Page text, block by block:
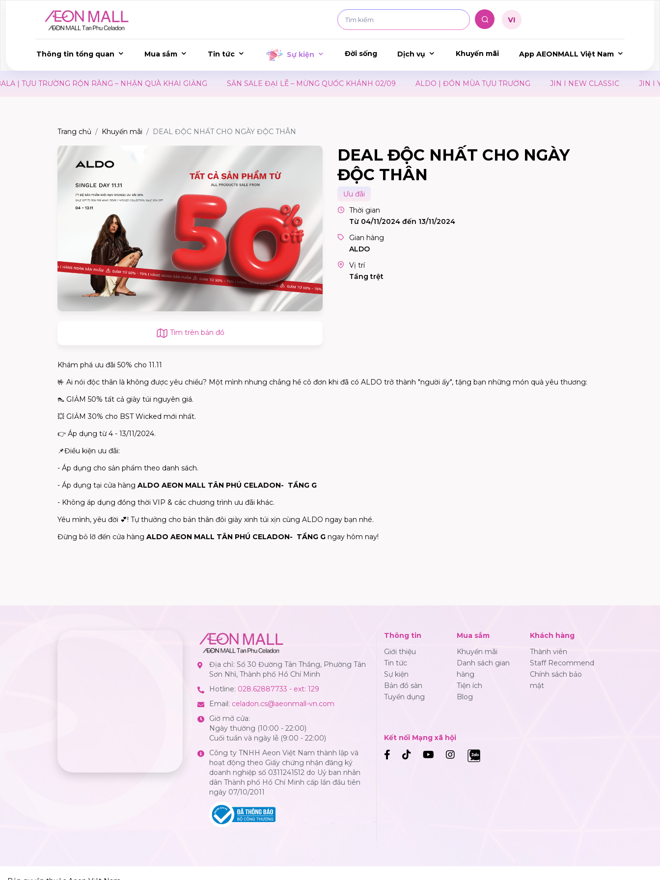
Thông tin tổng quan Mua sắm Tin tức Sự kiện Đời sống Dịch vụ Khuyến mãi App AEONMALL Việt Nam
TỰU TRƯỜNG RỘN RÀNG – NHẬN QUÀ KHAI GIẢNG SĂN SALE ĐẠI LỄ – MỪNG QUỐC KHÁNH 02/09 ALDO | ĐÓN MÙA TỰU TRƯỜNG JIN I NEW CLASSIC JIN I
Trang chủ Khuyến mãi DEAL ĐỘC NHẤT CHO NGÀY ĐỘC THÂN
Tìm trên bản đồ
DEAL ĐỘC NHẤT CHO NGÀY
ĐỘC THÂN
Ưu đãi
Thời gian
Từ 04/11/2024 đến 13/11/2024
Gian hàng
ALDO
Vị trí
Tầng trệt
Khám phá ưu đãi 50% cho 11.11
🤟 Ai nói độc thân là không được yêu chiều? Một mình nhưng chẳng hề cô đơn khi đã có ALDO trở thành "người ấy", tặng bạn những món quà yêu thương:
👠 GIẢM 50% tất cả giày túi nguyên giá.
💥 GIẢM 30% cho BST Wicked mới nhất.
👉 Áp dụng từ 4 - 13/11/2024.
📌Điều kiện ưu đãi:
- Áp dụng cho sản phẩm theo danh sách.
- Áp dụng tại cửa hàng ALDO AEON MALL TÂN PHÚ CELADON- TẦNG G
- Không áp dụng đồng thời VIP & các chương trình ưu đãi khác.
Yêu mình, yêu đời 💕! Tự thưởng cho bản thân đôi giày xinh túi xịn cùng ALDO ngay bạn nhé.
Đừng bỏ lỡ đến cửa hàng ALDO AEON MALL TÂN PHÚ CELADON- TẦNG G ngay hôm nay!
Địa chỉ: Số 30 Đường Tân Thắng, Phường Tân
Sơn Nhì, Thành phố Hồ Chí Minh
Hotline: 028.62887733 - ext: 129
Email: celadon.cs@aeonmall-vn.com
Giờ mở cửa:
Ngày thường (10:00 - 22:00)
Cuối tuần và ngày lễ (9:00 - 22:00)
Công ty TNHH Aeon Việt Nam thành lập và
hoạt động theo Giấy chứng nhận đăng ký
doanh nghiệp số 0311241512 do Uỷ ban nhân
dân Thành phố Hồ Chí Minh cấp lần đầu tiên
ngày 07/10/2011
Thông tin
Giới thiệu
Tin tức
Sự kiện
Bản đồ sàn
Tuyển dụng
Mua sắm
Khuyến mãi
Danh sách gian
hàng
Tiện ích
Blog
Khách hàng
Thành viên
Staff Recommend
Chính sách bảo
mật
Kết nối Mạng xã hội